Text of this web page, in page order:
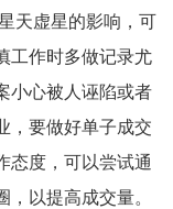
天虚星的影响，可
工作时多做记录尤
小心被人诬陷或者
，要做好单子成交
态度，可以尝试通
以提高成交量。